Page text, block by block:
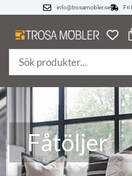
info@trosamobler.se Fri
Fåtöljer